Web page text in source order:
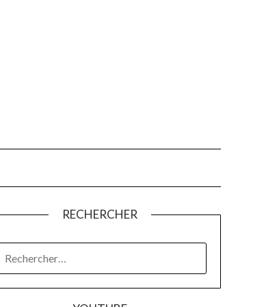
RECHERCHER